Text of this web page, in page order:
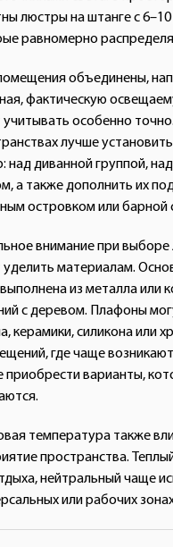
люстры на штанге с
равномерно
объединены,
фактическую
учитывать особенно
лучше
над диванной группой,
а также дополнить их
островком или барной
внимание при
уделить материалам.
из металла или
с деревом. Плафоны
керамики, силикона или
где чаще
приобрести варианты,
температура также
пространства.
нейтральный чаще
или рабочих